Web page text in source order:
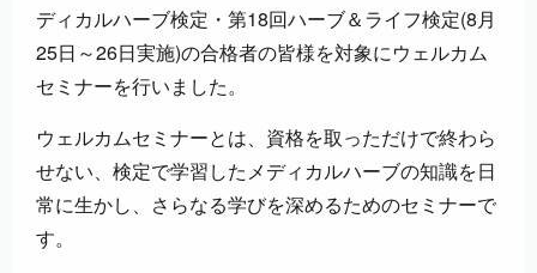
ディカルハーブ検定・第18回ハーブ＆ライフ検定(8月
25日～26日実施)の合格者の皆様を対象にウェルカム
セミナーを行いました。
ウェルカムセミナーとは、資格を取っただけで終わら
せない、検定で学習したメディカルハーブの知識を日
常に生かし、さらなる学びを深めるためのセミナーで
す。